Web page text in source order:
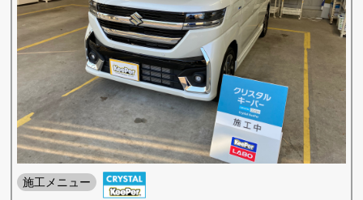
施工メニュー